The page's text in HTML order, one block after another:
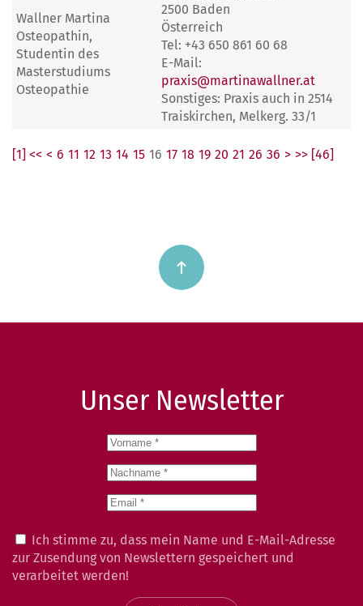
Wallner Martina
Osteopathin,
Studentin des
Masterstudiums
Osteopathie
2500 Baden
Österreich
Tel: +43 650 861 60 68
E-Mail:
praxis@martinawallner.at
Sonstiges: Praxis auch in 2514
Traiskirchen, Melkerg. 33/1
[1] << < 6 11 12 13 14 15 16 17 18 19 20 21 26 36 > >> [46]
Unser Newsletter
Ich stimme zu, dass mein Name und E-Mail-Adresse
zur Zusendung von Newslettern gespeichert und
verarbeitet werden!